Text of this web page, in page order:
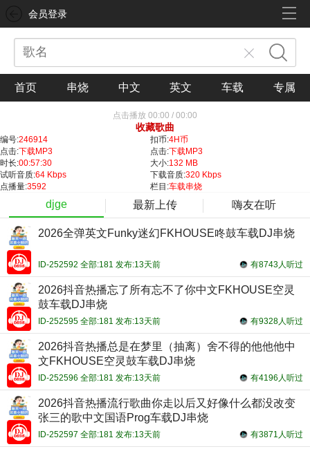
会员登录
首页 串烧 中文 英文 车载 专属
点击播放 00:00 / 00:00
收藏歌曲
编号:246914 扣币:4H币
点击:下载MP3 点击:下载MP3
时长:00:57:30 大小:132 MB
试听音质:64 Kbps 下载音质:320 Kbps
点播量:3592 栏目:车载串烧
djge 最新上传 嗨友在听
2026全弹英文Funky迷幻FKHOUSE咚鼓车载DJ串烧
有8743人听过
ID-252592 全部:181 发布:13天前
2026抖音热播忘了所有忘不了你中文FKHOUSE空灵
鼓车载DJ串烧
有9328人听过
ID-252595 全部:181 发布:13天前
2026抖音热播总是在梦里（抽离）舍不得的他他他中
文FKHOUSE空灵鼓车载DJ串烧
有4196人听过
ID-252596 全部:181 发布:13天前
2026抖音热播流行歌曲你走以后又好像什么都没改变
张三的歌中文国语Prog车载DJ串烧
有3871人听过
ID-252597 全部:181 发布:13天前